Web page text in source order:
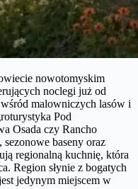
nowotomyskim
noclegi już od
wśród malowniczych lasów i
Pod
Osada czy Rancho
sezonowe baseny oraz
regionalną kuchnię, która
Region słynie z bogatych
jedynym miejscem w